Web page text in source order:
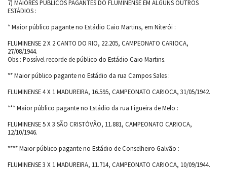
7) MAIORES PÚBLICOS PAGANTES DO FLUMINENSE EM ALGUNS OUTROS
ESTÁDIOS :
* Maior público pagante no Estádio Caio Martins, em Niterói :
FLUMINENSE 2 X 2 CANTO DO RIO, 22.205, CAMPEONATO CARIOCA,
27/08/1944.
Obs.: Possível recorde de público do Estádio Caio Martins.
** Maior público pagante no Estádio da rua Campos Sales :
FLUMINENSE 4 X 1 MADUREIRA, 16.595, CAMPEONATO CARIOCA, 31/05/1942.
*** Maior público pagante no Estádio da rua Figueira de Melo :
FLUMINENSE 5 X 3 SÃO CRISTÓVÃO, 11.881, CAMPEONATO CARIOCA,
12/10/1946.
**** Maior público pagante no Estádio de Conselheiro Galvão :
FLUMINENSE 3 X 1 MADUREIRA, 11.714, CAMPEONATO CARIOCA, 10/09/1944.